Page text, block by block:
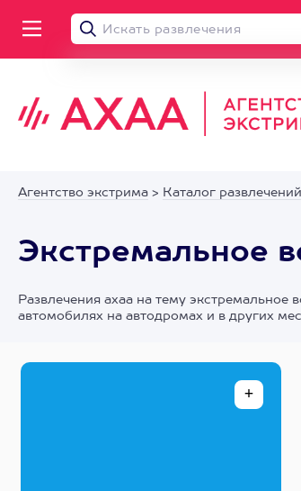
Агентство экстрима > Каталог развлечений
Экстремальное
Развлечения axaa на тему экстремальное
автомобилях на автодромах и в других